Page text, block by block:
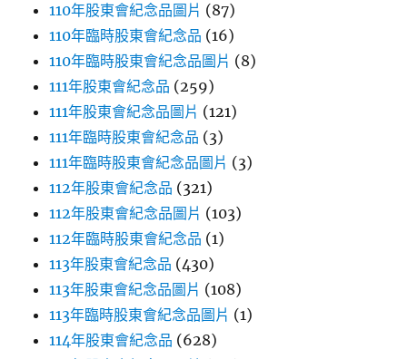
110年股東會紀念品圖片 (87)
110年臨時股東會紀念品 (16)
110年臨時股東會紀念品圖片 (8)
111年股東會紀念品 (259)
111年股東會紀念品圖片 (121)
111年臨時股東會紀念品 (3)
111年臨時股東會紀念品圖片 (3)
112年股東會紀念品 (321)
112年股東會紀念品圖片 (103)
112年臨時股東會紀念品 (1)
113年股東會紀念品 (430)
113年股東會紀念品圖片 (108)
113年臨時股東會紀念品圖片 (1)
114年股東會紀念品 (628)